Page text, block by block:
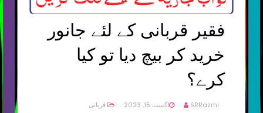
فقیر قربانی کے لئے جانور
خرید کر بیچ دیا تو کیا
کرے؟
SRRazmi اگست 15, 2023 قربانی